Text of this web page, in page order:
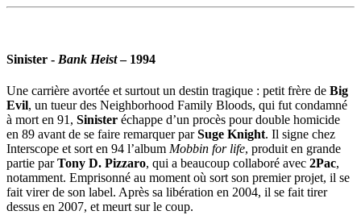
Sinister - Bank Heist– 1994
Une carrière avortée et surtout un destin tragique : petit frère de Big
Evil, un tueur des Neighborhood Family Bloods, qui fut condamné
à mort en 91, Sinister échappe d’un procès pour double homicide
en 89 avant de se faire remarquer parSuge Knight. Il signe chez
Interscope et sort en 94 l’album Mobbin for life, produit en grande
partie parTony D. Pizzaro, qui a beaucoup collaboré avec 2Pac,
notamment. Emprisonné au moment où sort son premier projet, il se
fait virer de son label. Après sa libération en 2004, il se fait tirer
dessus en 2007, et meurt sur le coup.